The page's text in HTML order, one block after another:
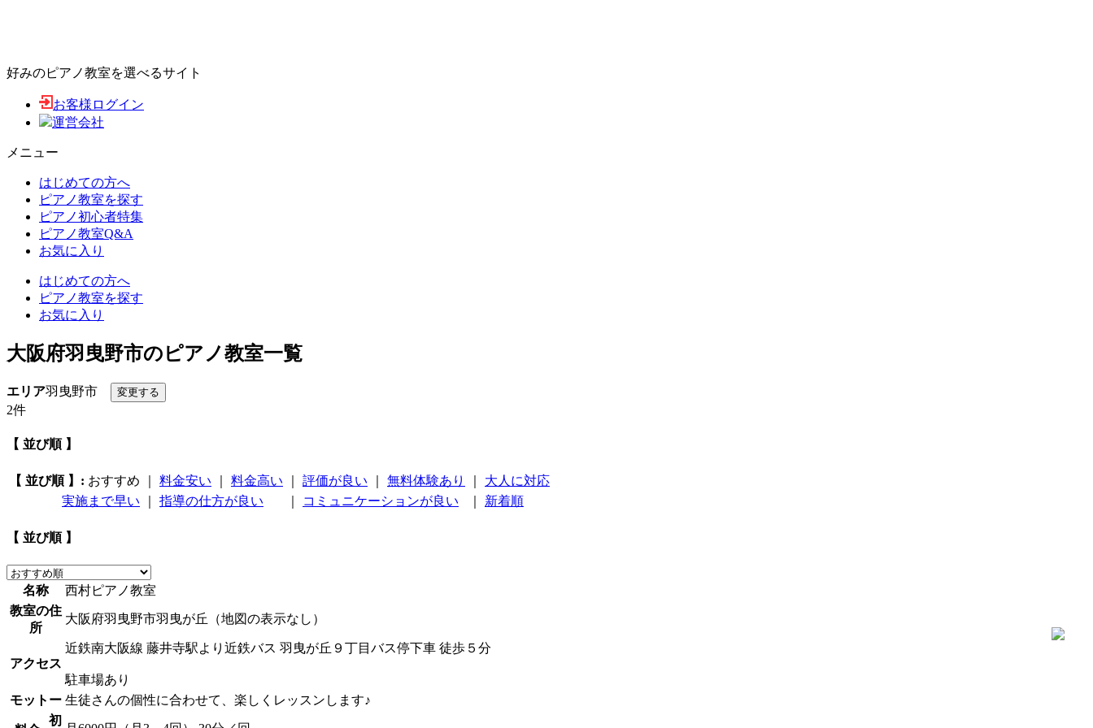
好みのピアノ教室を選べるサイト
お客様ログイン
運営会社
メニュー
はじめての方へ
ピアノ教室を探す
ピアノ初心者特集
ピアノ教室Q&A
お気に入り
はじめての方へ
ピアノ教室を探す
お気に入り
大阪府羽曳野市のピアノ教室一覧
エリア羽曳野市
2件
【 並び順 】
【 並び順 】: おすすめ 料金安い 料金高い 評価が良い 無料体験あり
大人に対応
実施まで早い
指導の仕方が良い コミュニケーションが良い 新着順
【 並び順 】
名称
西村ピアノ教室
教室の住
所
大阪府羽曳野市羽曳が丘（地図の表示なし）
アクセス
近鉄南大阪線 藤井寺駅より近鉄バス 羽曳が丘９丁目バス停下車 徒歩５分
駐車場あり
モットー 生徒さんの個性に合わせて、楽しくレッスンします♪
初